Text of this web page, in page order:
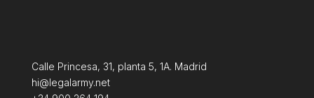
Calle Princesa, 31, planta 5, 1A. Madrid
hi@legalarmy.net